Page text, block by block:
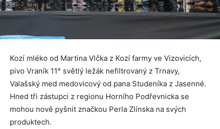
Kozí mléko od Martina Vlčka z Kozí farmy ve Vizovicích,
pivo Vraník 11° světlý ležák nefiltrovaný z Trnavy,
Valašský med medovicový od pana Studeníka z Jasenné.
Hned tři zástupci z regionu Horního Podřevnicka se
mohou nově pyšnit značkou Perla Zlínska na svých
produktech.